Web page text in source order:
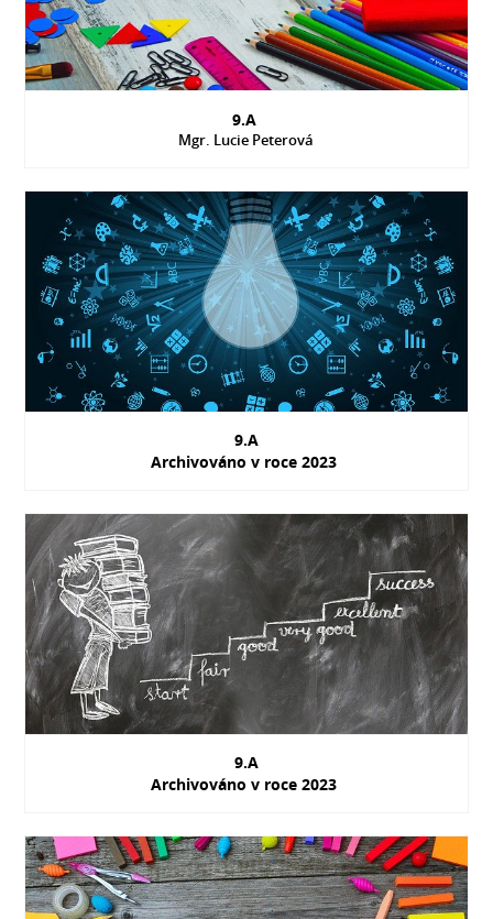
9.A
Mgr. Lucie Peterová
9.A
Archivováno v roce 2023
9.A
Archivováno v roce 2023